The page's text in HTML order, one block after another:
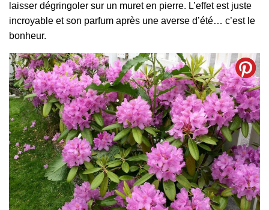
laisser dégringoler sur un muret en pierre. L’effet est juste
incroyable et son parfum après une averse d’été… c’est le
bonheur.